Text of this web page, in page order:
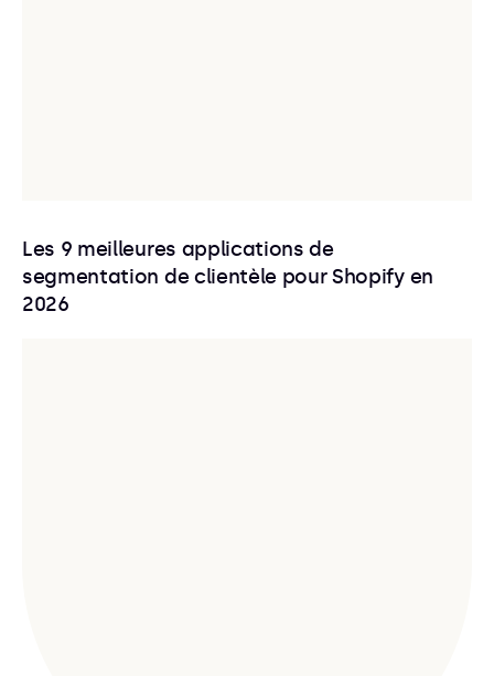
Les 9 meilleures applications de
segmentation de clientèle pour Shopify en
2026